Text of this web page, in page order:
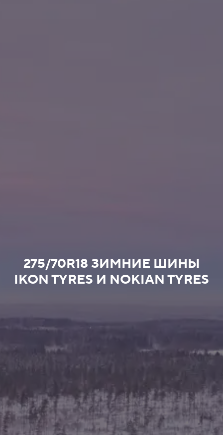
275/70R18 ЗИМНИЕ ШИНЫ
IKON TYRES И NOKIAN TYRES